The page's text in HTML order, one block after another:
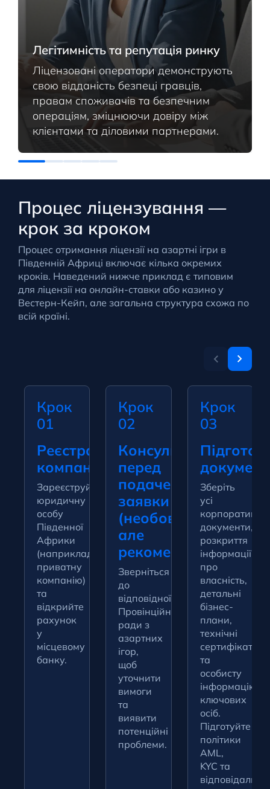
Легітимність та репутація ринку
Ліцензовані оператори демонструють
свою відданість безпеці гравців,
правам споживачів та безпечним
операціям, зміцнюючи довіру між
клієнтами та діловими партнерами.
Процес ліцензування —
крок за кроком
Процес отримання ліцензії на азартні ігри в
Південній Африці включає кілька окремих
кроків. Наведений нижче приклад є типовим
для ліцензії на онлайн-ставки або казино у
Вестерн-Кейп, але загальна структура схожа по
всій країні.
Крок
01
Реєстрація
компанії
Зареєструйте
юридичну
особу
Південної
Африки
(наприклад,
приватну
компанію)
та
відкрийте
рахунок
у
місцевому
банку.
Крок
02
Консультація
перед
подачею
заявки
(необов'язково,
але
рекомендовано)
Зверніться
до
відповідної
Провінційної
ради з
азартних
ігор,
щоб
уточнити
вимоги
та
виявити
потенційні
проблеми.
Крок
03
Зберіть
усі
корпоративні
документи,
розкриття
інформації
про
власність,
детальні
бізнес-
плани,
технічні
сертифікати
та
особисту
інформацію
ключових
осіб.
Підготуйте
політики
AML,
KYC та
відповідальної